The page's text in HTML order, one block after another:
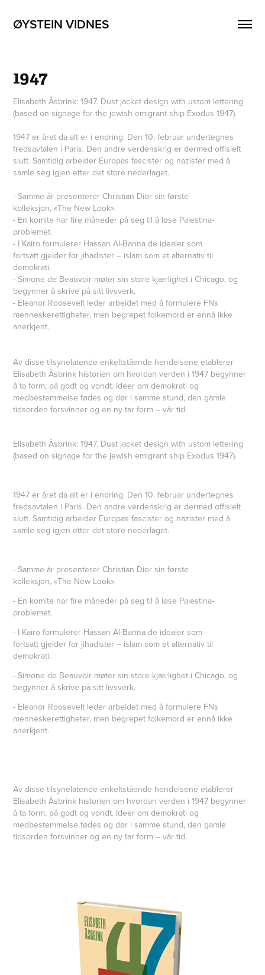
ØYSTEIN VIDNES
1947
Elisabeth Åsbrink: 1947. Dust jacket design with ustom lettering
(based on signage for the jewish emigrant ship Exodus 1947).
1947 er året da alt er i endring. Den 10. februar undertegnes
fredsavtalen i Paris. Den andre verdenskrig er dermed offisielt
slutt. Samtidig arbeider Europas fascister og nazister med å
samle seg igjen etter det store nederlaget.
- Samme år presenterer Christian Dior sin første
kolleksjon, «The New Look».
- En komite har fire måneder på seg til å løse Palestina-
problemet.
- I Kairo formulerer Hassan Al-Banna de idealer som
fortsatt gjelder for jihadister – islam som et alternativ til
demokrati.
- Simone de Beauvoir møter sin store kjærlighet i Chicago, og
begynner å skrive på sitt livsverk.
- Eleanor Roosevelt leder arbeidet med å formulere FNs
menneskerettigheter, men begrepet folkemord er ennå ikke
anerkjent.
Av disse tilsynelatende enkeltstående hendelsene etablerer
Elisabeth Åsbrink historien om hvordan verden i 1947 begynner
å ta form, på godt og vondt. Ideer om demokrati og
medbestemmelse fødes og dør i samme stund, den gamle
tidsorden forsvinner og en ny tar form – vår tid.
Elisabeth Åsbrink: 1947. Dust jacket design with ustom lettering
(based on signage for the jewish emigrant ship Exodus 1947).
1947 er året da alt er i endring. Den 10. februar undertegnes
fredsavtalen i Paris. Den andre verdenskrig er dermed offisielt
slutt. Samtidig arbeider Europas fascister og nazister med å
samle seg igjen etter det store nederlaget.
- Samme år presenterer Christian Dior sin første
kolleksjon, «The New Look».
- En komite har fire måneder på seg til å løse Palestina-
problemet.
- I Kairo formulerer Hassan Al-Banna de idealer som
fortsatt gjelder for jihadister – islam som et alternativ til
demokrati.
- Simone de Beauvoir møter sin store kjærlighet i Chicago, og
begynner å skrive på sitt livsverk.
- Eleanor Roosevelt leder arbeidet med å formulere FNs
menneskerettigheter, men begrepet folkemord er ennå ikke
anerkjent.
Av disse tilsynelatende enkeltstående hendelsene etablerer
Elisabeth Åsbrink historien om hvordan verden i 1947 begynner
å ta form, på godt og vondt. Ideer om demokrati og
medbestemmelse fødes og dør i samme stund, den gamle
tidsorden forsvinner og en ny tar form – vår tid.